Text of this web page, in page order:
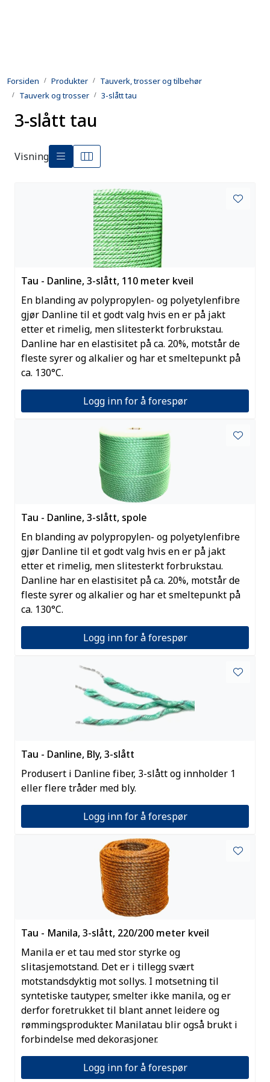
Forsiden Produkter
Tauverk, trosser og tilbehør
Tauverk og trosser
3-slått tau
3-slått tau
Visning
Tau - Danline, 3-slått, 110 meter kveil
En blanding av polypropylen- og polyetylenfibre
gjør Danline til et godt valg hvis en er på jakt
etter et rimelig, men slitesterkt forbrukstau.
Danline har en elastisitet på ca. 20%, motstår de
fleste syrer og alkalier og har et smeltepunkt på
ca. 130°C.
Logg inn for å forespør
Tau - Danline, 3-slått, spole
En blanding av polypropylen- og polyetylenfibre
gjør Danline til et godt valg hvis en er på jakt
etter et rimelig, men slitesterkt forbrukstau.
Danline har en elastisitet på ca. 20%, motstår de
fleste syrer og alkalier og har et smeltepunkt på
ca. 130°C.
Logg inn for å forespør
Tau - Danline, Bly, 3-slått
Produsert i Danline fiber, 3-slått og innholder 1
eller flere tråder med bly.
Logg inn for å forespør
Tau - Manila, 3-slått, 220/200 meter kveil
Manila er et tau med stor styrke og
slitasjemotstand. Det er i tillegg svært
motstandsdyktig mot sollys. I motsetning til
syntetiske tautyper, smelter ikke manila, og er
derfor foretrukket til blant annet leidere og
rømmingsprodukter. Manilatau blir også brukt i
forbindelse med dekorasjoner.
Logg inn for å forespør
Utleie
Kontroll og reparasjon
Forsvarsindustri